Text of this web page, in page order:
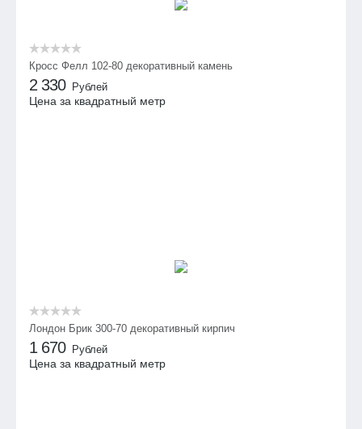
Кросс Фелл 102-80 декоративный камень
2 330 Рублей
Цена за квадратный метр
Лондон Брик 300-70 декоративный кирпич
1 670 Рублей
Цена за квадратный метр